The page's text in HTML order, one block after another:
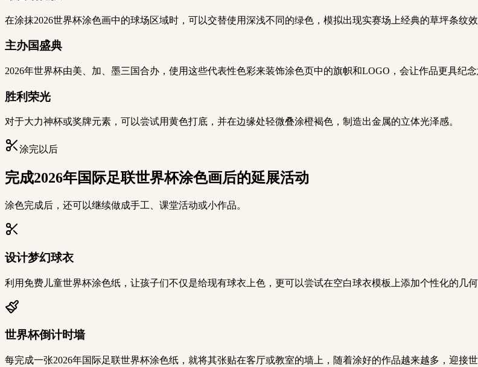
在涂抹2026世界杯涂色画中的球场区域时，可以交替使用深浅不同的绿色，模拟出现实赛场上经典的草坪条纹效
主办国盛典
2026年世界杯由美、加、墨三国合办，使用这些代表性色彩来装饰涂色页中的旗帜和LOGO，会让作品更具纪念
胜利荣光
对于大力神杯或奖牌元素，可以尝试用黄色打底，并在边缘处轻微叠涂橙褐色，制造出金属的立体光泽感。
涂完以后
完成2026年国际足联世界杯涂色画后的延展活动
涂色完成后，还可以继续做成手工、课堂活动或小作品。
设计梦幻球衣
利用免费儿童世界杯涂色纸，让孩子们不仅是给现有球衣上色，更可以尝试在空白球衣模板上添加个性化的几
世界杯倒计时墙
每完成一张2026年国际足联世界杯涂色纸，就将其张贴在客厅或教室的墙上，随着涂好的作品越来越多，迎接